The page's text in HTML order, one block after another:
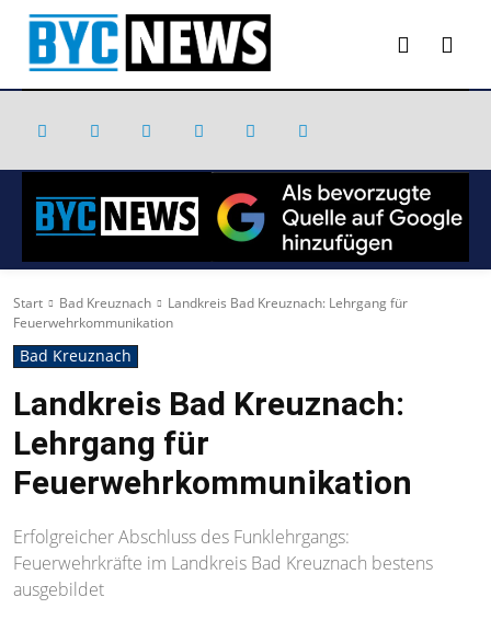
Start Bad Kreuznach
Landkreis Bad Kreuznach: Lehrgang für
Feuerwehrkommunikation
Bad Kreuznach
Landkreis Bad Kreuznach:
Lehrgang für
Feuerwehrkommunikation
Erfolgreicher Abschluss des Funklehrgangs:
Feuerwehrkräfte im Landkreis Bad Kreuznach bestens
ausgebildet